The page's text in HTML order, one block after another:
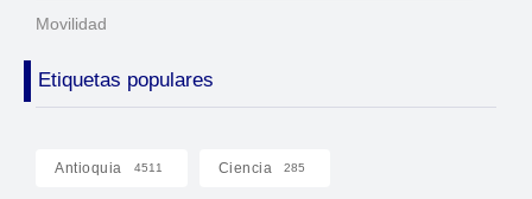
Movilidad
Etiquetas populares
Antioquia 4511 Ciencia 285